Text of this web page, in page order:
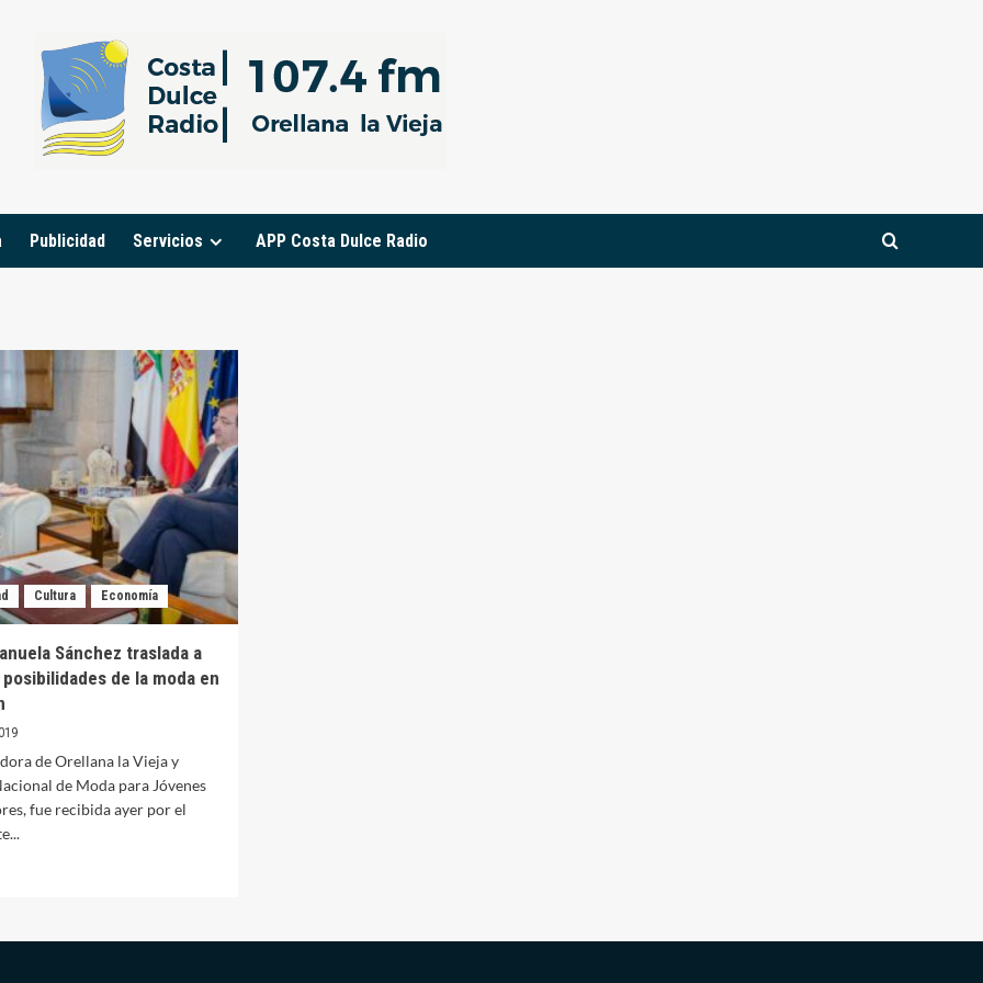
Publicidad Servicios APP Costa Dulce Radio
Cultura Economía
Sánchez traslada a
posibilidades de la moda en
de Orellana la Vieja y
de Moda para Jóvenes
fue recibida ayer por el